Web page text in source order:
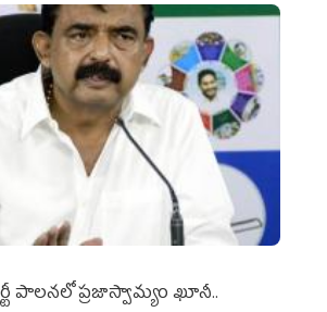
పాలనలో ప్రజాస్వామ్యం ఖూనీ..